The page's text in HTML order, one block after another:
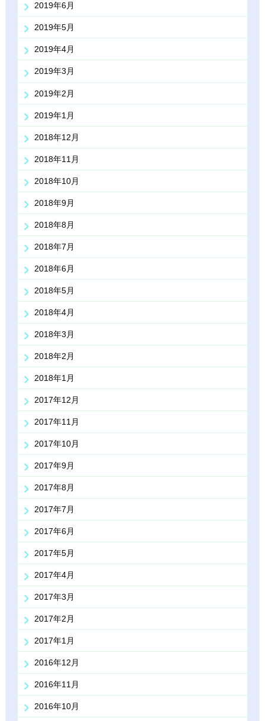
2019年6月
2019年5月
2019年4月
2019年3月
2019年2月
2019年1月
2018年12月
2018年11月
2018年10月
2018年9月
2018年8月
2018年7月
2018年6月
2018年5月
2018年4月
2018年3月
2018年2月
2018年1月
2017年12月
2017年11月
2017年10月
2017年9月
2017年8月
2017年7月
2017年6月
2017年5月
2017年4月
2017年3月
2017年2月
2017年1月
2016年12月
2016年11月
2016年10月